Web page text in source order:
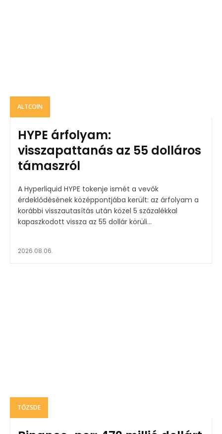
ALTCOIN
HYPE árfolyam:
visszapattanás az 55 dolláros
támaszról
A Hyperliquid HYPE tokenje ismét a vevők
érdeklődésének középpontjába került: az árfolyam a
korábbi visszautasítás után közel 5 százalékkal
kapaszkodott vissza az 55 dollár körüli...
2026.08.06.
TŐZSDE